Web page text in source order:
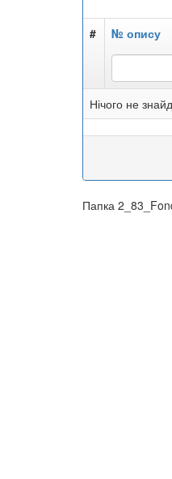
# № опису
Нічого не
Папка